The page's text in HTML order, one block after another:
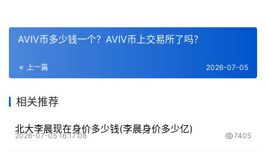
AVIV币多少钱一个？AVIV币上交易所了吗？
上一篇 2026-07-05
相关推荐
北大李晨现在身价多少钱(李晨身价多少亿)
2026-07-05 16:17:08 7405